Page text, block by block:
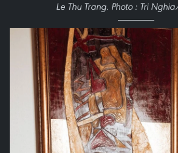
Le Thu Trang. Photo : Tri